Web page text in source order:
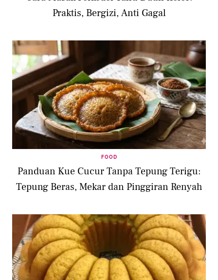
Praktis, Bergizi, Anti Gagal
FOOD
Panduan Kue Cucur Tanpa Tepung Terigu:
Tepung Beras, Mekar dan Pinggiran Renyah